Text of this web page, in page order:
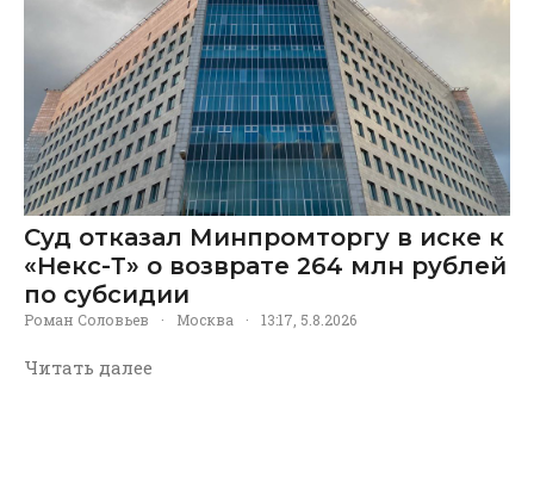
Суд отказал Минпромторгу в иске к
«Некс-Т» о возврате 264 млн рублей
по субсидии
Роман Соловьев · Москва · 13:17, 5.8.2026
Читать далее